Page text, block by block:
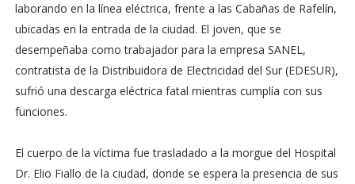
laborando en la línea eléctrica, frente a las Cabañas de Rafelín,
ubicadas en la entrada de la ciudad. El joven, que se
desempeñaba como trabajador para la empresa SANEL,
contratista de la Distribuidora de Electricidad del Sur (EDESUR),
sufrió una descarga eléctrica fatal mientras cumplía con sus
funciones.
El cuerpo de la víctima fue trasladado a la morgue del Hospital
Dr. Elio Fiallo de la ciudad, donde se espera la presencia de sus